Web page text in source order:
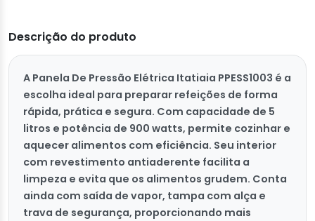
Descrição do produto
A Panela De Pressão Elétrica Itatiaia PPESS1003 é a
escolha ideal para preparar refeições de forma
rápida, prática e segura. Com capacidade de 5
litros e potência de 900 watts, permite cozinhar e
aquecer alimentos com eficiência. Seu interior
com revestimento antiaderente facilita a
limpeza e evita que os alimentos grudem. Conta
ainda com saída de vapor, tampa com alça e
trava de segurança, proporcionando mais